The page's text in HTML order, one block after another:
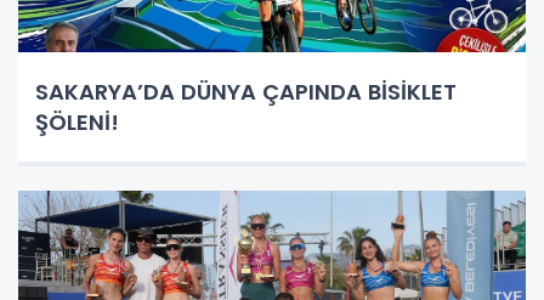
SAKARYA’DA DÜNYA ÇAPINDA BİSİKLET
ŞÖLENİ!